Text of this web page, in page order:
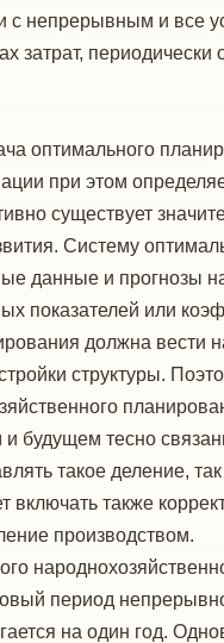
с непрерывным и все
затрат,
оптимального
при этом
существует
Систему
данные и прогнозы
показателей или
должна вести
структуры.
будущем тесно
такое деление,
включать также
производством.
период
на один год.